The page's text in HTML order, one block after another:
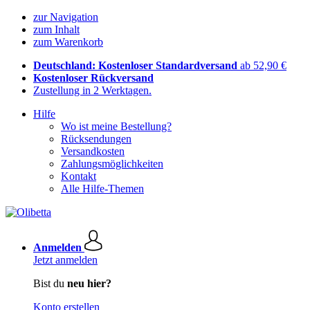
zur Navigation
zum Inhalt
zum Warenkorb
Deutschland: Kostenloser Standardversand ab 52,90 €
Kostenloser Rückversand
Zustellung in 2 Werktagen.
Hilfe
Wo ist meine Bestellung?
Rücksendungen
Versandkosten
Zahlungsmöglichkeiten
Kontakt
Alle Hilfe-Themen
Anmelden
Jetzt anmelden
Bist du neu hier?
Konto erstellen